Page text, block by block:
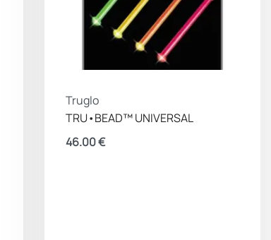
Truglo
TRU•BEAD™ UNIVERSAL
46.00€